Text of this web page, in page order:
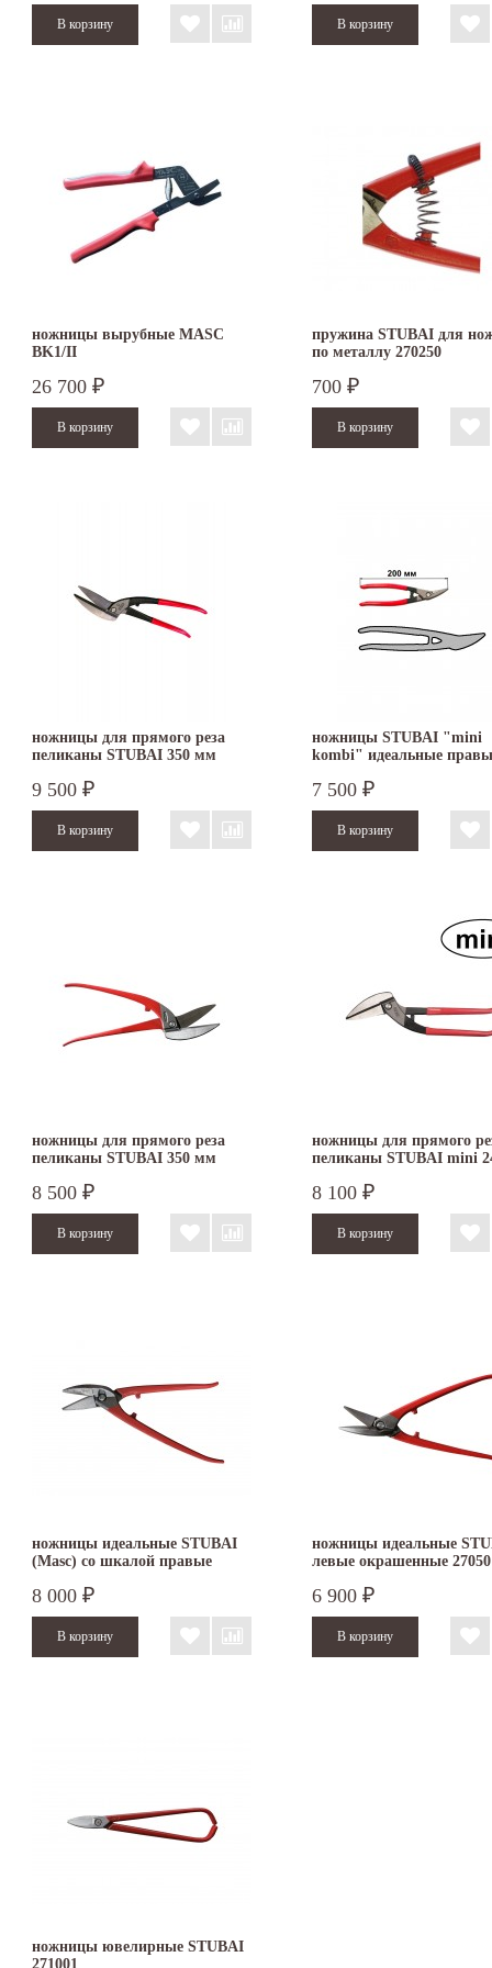
ножницы вырубные MASC
BK1/II
26 700 ₽
пружина STUBAI для
по металлу 270250
700 ₽
ножницы для прямого реза
пеликаны STUBAI 350 мм
9 500 ₽
ножницы STUBAI "mini
kombi" идеальные
7 500 ₽
ножницы для прямого реза
пеликаны STUBAI 350 мм
8 500 ₽
ножницы для прямого
пеликаны STUBAI mini
8 100 ₽
ножницы идеальные STUBAI
(Masc) со шкалой правые
8 000 ₽
ножницы идеальные
левые окрашенные
6 900 ₽
ножницы ювелирные STUBAI
271001